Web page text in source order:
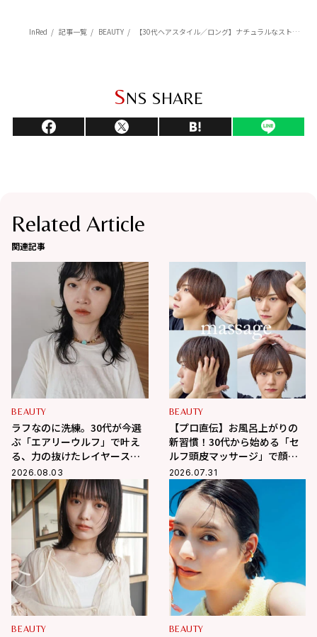
InRed 記事一覧 BEAUTY 【30代ヘアスタイル／ロング】ナチュラルなストレートロング｜髪を柔らかくきれいに見せられるヘア
SNS SHARE
Related Article
関連記事
BEAUTY
ラフなのに洗練。30代が今選
ぶ「エアリーウルフ」で叶え
る、力の抜けたレイヤースタ
イル
2026.08.03
BEAUTY
【プロ直伝】お風呂上がりの
新習慣！30代から始める「セ
ルフ頭皮マッサージ」で顔ま
わりスッキリ、たるみ・抜け
毛を徹底ケア
2026.07.31
BEAUTY BEAUTY